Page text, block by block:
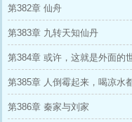
第382章 仙舟
第383章 九转天知仙丹
第384章 或许，这就是外面的
第385章 人倒霉起来，喝凉水
第386章 秦家与刘家